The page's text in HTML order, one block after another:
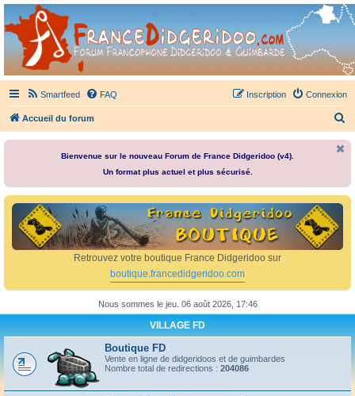
France Didgeridoo
Didgeridoo et Guimbarde sur France Didgeridoo - retrouvez la communauté.
Smartfeed FAQ Connexion
Inscription
Accueil du forum
e
r
Bienvenue sur le nouveau Forum de France Didgeridoo (v4).
Un format plus actuel et plus sécurisé.
Retrouvez votre boutique France Didgeridoo sur
boutique.francedidgeridoo.com
Nous sommes le jeu. 06 août 2026, 17:46
VILLAGE FD
Boutique FD
Vente en ligne de didgeridoos et de guimbardes
Nombre total de redirections : 204086